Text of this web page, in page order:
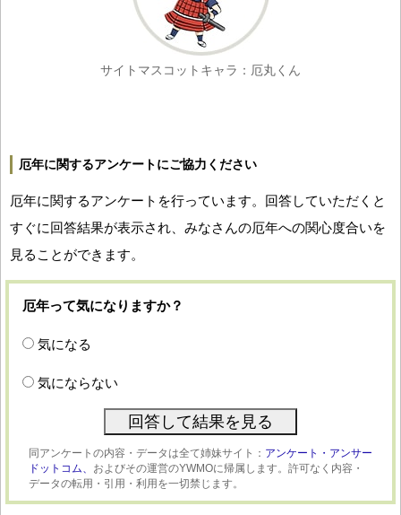
サイトマスコットキャラ：厄丸くん
厄年に関するアンケートにご協力ください
厄年に関するアンケートを行っています。回答していただくと
すぐに回答結果が表示され、みなさんの厄年への関心度合いを
見ることができます。
厄年って気になりますか？
気になる
気にならない
同アンケートの内容・データは全て姉妹サイト： アンケート・アンサー
ドットコム、 およびその運営のYWMOに帰属します。許可なく内容・
データの転用・引用・利用を一切禁じます。